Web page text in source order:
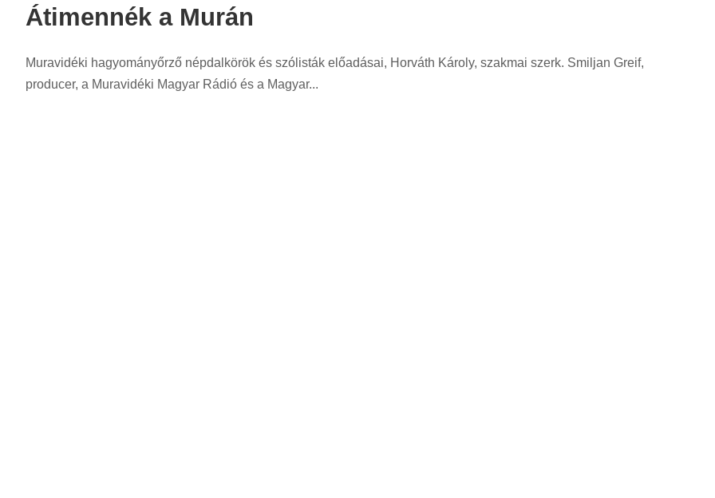
a
z
r
i
Átimennék a Murán
Muravidéki hagyományőrző népdalkörök és szólisták előadásai, Horváth Károly, szakmai szerk. Smiljan Greif,
producer, a Muravidéki Magyar Rádió és a Magyar...